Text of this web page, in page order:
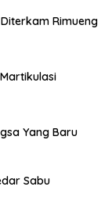
Rimueng
Yang Baru
Sabu